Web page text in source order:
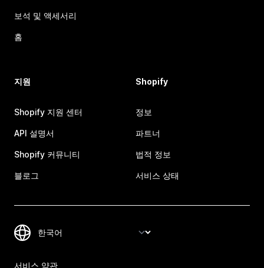
보석 및 액세서리
홈
지원
Shopify 지원 센터
API 설명서
Shopify 커뮤니티
블로그
Shopify
정보
파트너
법적 정보
서비스 상태
서비스 약관